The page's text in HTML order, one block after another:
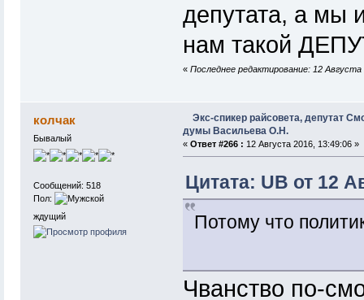
депутата, а мы
нам такой
« Последнее редактирование: 12
колчак
Бывалый
Сообщений: 518
Пол:
ждущий
Экс-спикер райсовета, депутат
думы Васильева О.Н.
« Ответ #266 : 12 Августа 2016, 13:49:06 »
Цитата: UB от 12
Потому что
Чванство по-